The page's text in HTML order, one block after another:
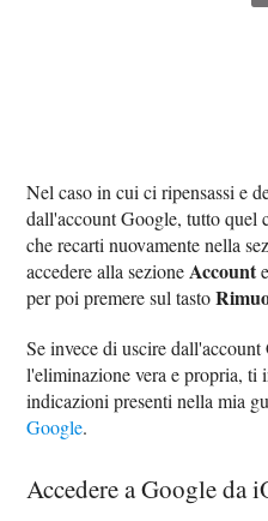
Nel caso in cui ci ripensassi e
dall'account Google, tutto quel
che recarti nuovamente nella
accedere alla sezione Account
per poi premere sul tasto
Se invece di uscire
l'eliminazione vera e propria, ti
indicazioni presenti nella mia
Google.
Accedere a Google da